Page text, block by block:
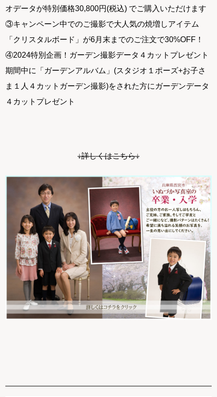
オデータが特別価格30,800円(税込) でご購入いただけます
③キャンペーン中でのご撮影で大人気の焼増しアイテム
「クリスタルボード」が6月末までのご注文で30%OFF！
④2024特別企画！ガーデン撮影データ４カットプレゼント
期間中に「ガーデンアルバム」(スタジオ１ポーズ+お子さ
ま１人４カットガーデン撮影)をされた方にガーデンデータ
４カットプレゼント
↓詳しくはこちら↓